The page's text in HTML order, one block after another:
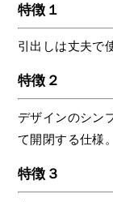
特徴１
引出しは丈夫で
特徴２
デザインのシン
て開閉する仕様。
特徴３